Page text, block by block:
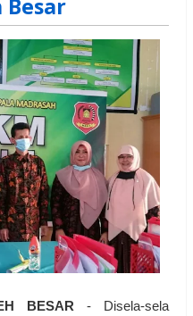
Besar
BESAR - Disela-sela